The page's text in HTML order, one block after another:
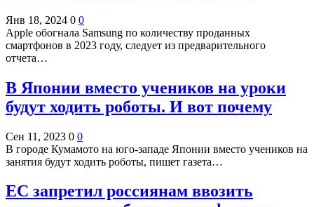
Янв 18, 2024 0 0
Apple обогнала Samsung по количеству проданных
смартфонов в 2023 году, следует из предварительного
отчета…
В Японии вместо учеников на уроки
будут ходить роботы. И вот почему
Сен 11, 2023 0 0
В городе Кумамото на юго-западе Японии вместо учеников на
занятия будут ходить роботы, пишет газета…
ЕС запретил россиянам ввозить